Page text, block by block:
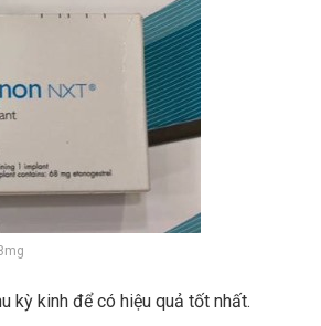
kỳ kinh để có hiệu quả tốt nhất.